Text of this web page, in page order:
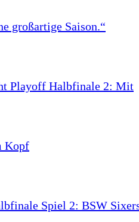
großartige Saison.“
Playoff Halbfinale 2: Mit
Kopf
Spiel 2: BSW